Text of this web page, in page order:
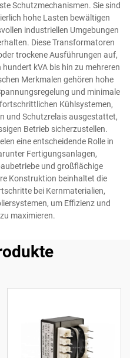
Schutzmechanismen. Sie sind
hohe Lasten bewältigen
industriellen Umgebungen
Diese Transformatoren
trockene Ausführungen auf,
kVA bis hin zu mehreren
Merkmalen gehören hohe
und minimale
Kühlsystemen,
und Schutzrelais ausgestattet,
Betrieb sicherzustellen.
eine entscheidende Rolle in
Fertigungsanlagen,
und großflächige
Konstruktion beinhaltet die
bei Kernmaterialien,
um Effizienz und
maximieren.